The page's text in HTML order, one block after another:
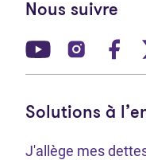
Nous suivre
(Ouvre dans
Solutions à
J'allège mes